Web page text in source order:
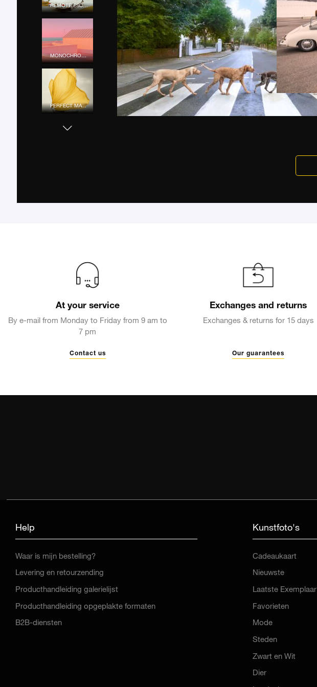
REMOTE ESCAPE
MONOCHROME MOOD
PERFECT MATCH
FOUR SEASONS
At your service
By e-mail from Monday to Friday from 9 am to
7 pm
Contact us
Exchanges and returns
Exchanges & returns for 15 days
Our guarantees
Help
Waar is mijn bestelling?
Levering en retourzending
Producthandleiding galerielijst
Producthandleiding opgeplakte formaten
B2B-diensten
Kunstfoto's
Cadeaukaart
Nieuwste
Laatste Exemplaar
Favorieten
Mode
Steden
Zwart en Wit
Dier